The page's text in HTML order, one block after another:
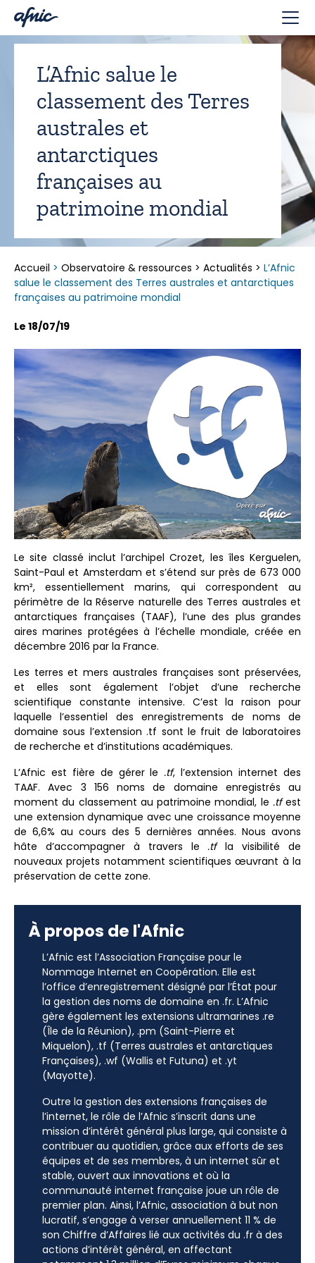
L’Afnic salue le
classement des Terres
australes et
antarctiques
françaises au
patrimoine mondial
Accueil > Observatoire & ressources > Actualités > L’Afnic
salue le classement des Terres australes et antarctiques
françaises au patrimoine mondial
Le 18/07/19
Le site classé inclut l’archipel Crozet, les îles Kerguelen,
Saint-Paul et Amsterdam et s’étend sur près de 673 000
km², essentiellement marins, qui correspondent au
périmètre de la Réserve naturelle des Terres australes et
antarctiques françaises (TAAF), l’une des plus grandes
aires marines protégées à l’échelle mondiale, créée en
décembre 2016 par la France.
Les terres et mers australes françaises sont préservées,
et elles sont également l’objet d’une recherche
scientifique constante intensive. C’est la raison pour
laquelle l’essentiel des enregistrements de noms de
domaine sous l’extension .tf sont le fruit de laboratoires
de recherche et d’institutions académiques.
L’Afnic est fière de gérer le.tf, l’extension internet des
TAAF. Avec 3 156 noms de domaine enregistrés au
moment du classement au patrimoine mondial, le .tfest
une extension dynamique avec une croissance moyenne
de 6,6% au cours des 5 dernières années. Nous avons
hâte d’accompagner à travers le.tfla visibilité de
nouveaux projets notamment scientifiques œuvrant à la
préservation de cette zone.
À propos de l'Afnic
L’Afnic est l’Association Française pour le
Nommage Internet en Coopération. Elle est
l’office d’enregistrement désigné par l’État pour
la gestion des noms de domaine en .fr. L’Afnic
gère également les extensions ultramarines .re
(Île de la Réunion), .pm (Saint-Pierre et
Miquelon), .tf (Terres australes et antarctiques
Françaises), .wf (Wallis et Futuna) et .yt
(Mayotte).
Outre la gestion des extensions françaises de
l’internet, le rôle de l’Afnic s’inscrit dans une
mission d’intérêt général plus large, qui consiste à
contribuer au quotidien, grâce aux efforts de ses
équipes et de ses membres, à un internet sûr et
stable, ouvert aux innovations et où la
communauté internet française joue un rôle de
premier plan. Ainsi, l’Afnic, association à but non
lucratif, s’engage à verser annuellement 11 % de
son Chiffre d’Affaires lié aux activités du .fr à des
actions d’intérêt général, en affectant
Panneau de gestion des cookies